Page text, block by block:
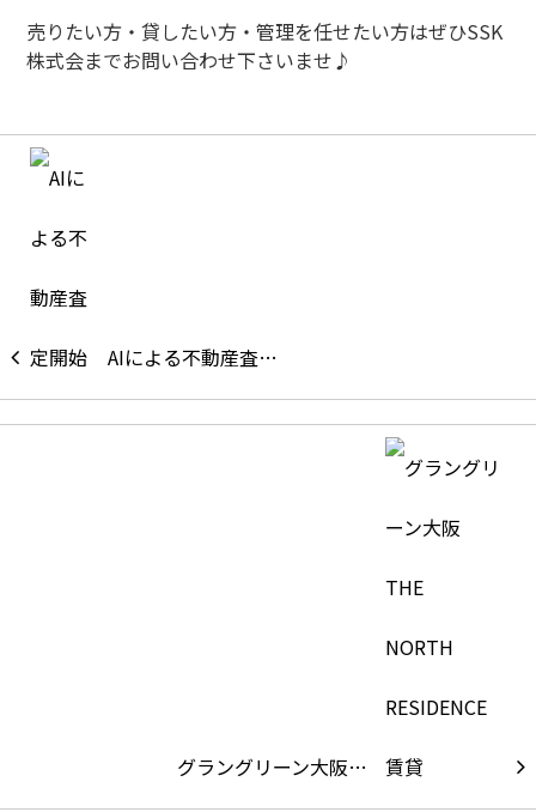
売りたい方・貸したい方・管理を任せたい方はぜひSSK
株式会までお問い合わせ下さいませ♪
AIによる不動産査…
グラングリーン大阪…